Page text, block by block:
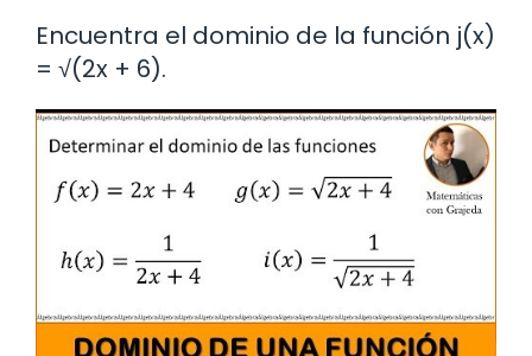
Encuentra el dominio de la función j(x)
= √(2x + 6).